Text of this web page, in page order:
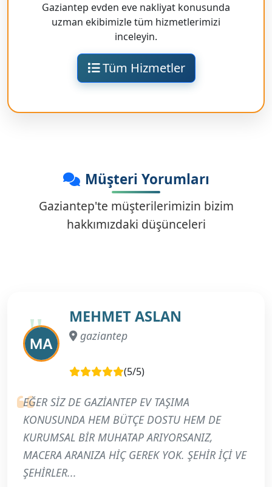
Gaziantep evden eve nakliyat konusunda
uzman ekibimizle tüm hizmetlerimizi
inceleyin.
Tüm Hizmetler
Müşteri Yorumları
Gaziantep'te müşterilerimizin bizim
hakkımızdaki düşünceleri
MEHMET ASLAN
gaziantep
(5/5)
EĞER SİZ DE GAZİANTEP EV TAŞIMA
KONUSUNDA HEM BÜTÇE DOSTU HEM DE
KURUMSAL BİR MUHATAP ARIYORSANIZ,
MACERA ARANIZA HİÇ GEREK YOK. ŞEHİR İÇİ VE
ŞEHİRLER...